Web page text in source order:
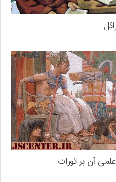
آن بر تورات